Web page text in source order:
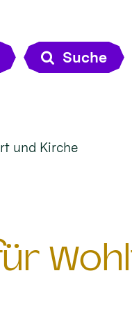
Suche
und Kirche